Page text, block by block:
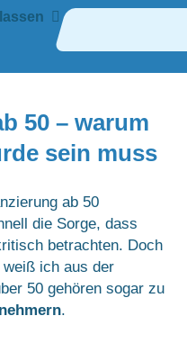
50 – warum
sein muss
ab 50
die Sorge, dass
betrachten. Doch
ich aus der
50 gehören sogar zu
.